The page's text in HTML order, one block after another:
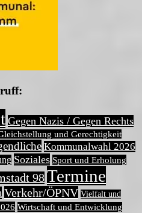
Gegen Nazis / Gegen Rechts
und Gerechtigkeit
Kommunalwahl 2026
Soziales Sport und Erholung
98Termine
Verkehr/ÖPNV Vielfalt und
Wirtschaft und Entwicklung